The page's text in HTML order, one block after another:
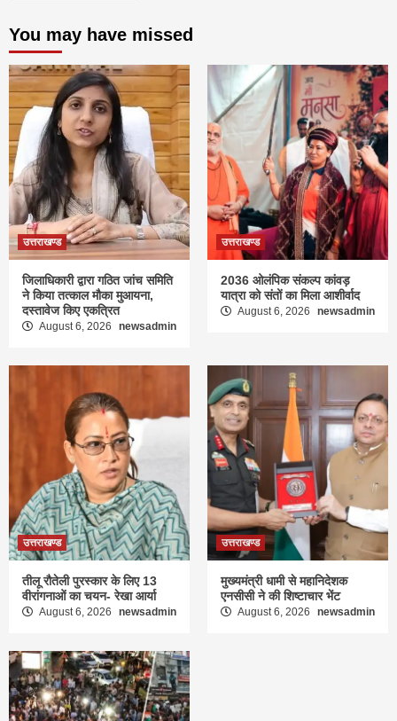
You may have missed
उत्तराखण्ड
जिलाधिकारी द्वारा गठित जांच समिति
ने किया तत्काल मौका मुआयना,
दस्तावेज किए एकत्रित
August 6, 2026 newsadmin
उत्तराखण्ड
2036 ओलंपिक संकल्प कांवड़
यात्रा को संतों का मिला आशीर्वाद
August 6, 2026 newsadmin
उत्तराखण्ड
तीलू रौतेली पुरस्कार के लिए 13
वीरांगनाओं का चयन- रेखा आर्या
August 6, 2026 newsadmin
उत्तराखण्ड
मुख्यमंत्री धामी से महानिदेशक
एनसीसी ने की शिष्टाचार भेंट
August 6, 2026 newsadmin